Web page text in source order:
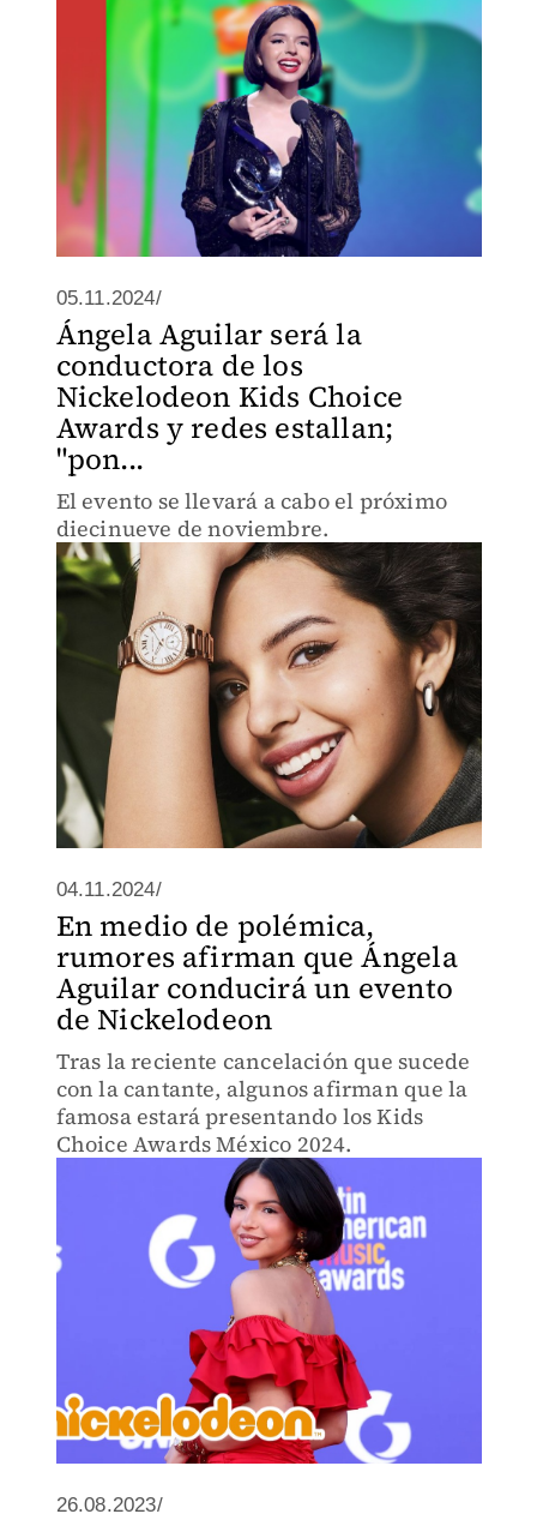
05.11.2024/
Ángela Aguilar será la
conductora de los
Nickelodeon Kids Choice
Awards y redes estallan;
"pon...
El evento se llevará a cabo el próximo
diecinueve de noviembre.
04.11.2024/
En medio de polémica,
rumores afirman que Ángela
Aguilar conducirá un evento
de Nickelodeon
Tras la reciente cancelación que sucede
con la cantante, algunos afirman que la
famosa estará presentando los Kids
Choice Awards México 2024.
26.08.2023/